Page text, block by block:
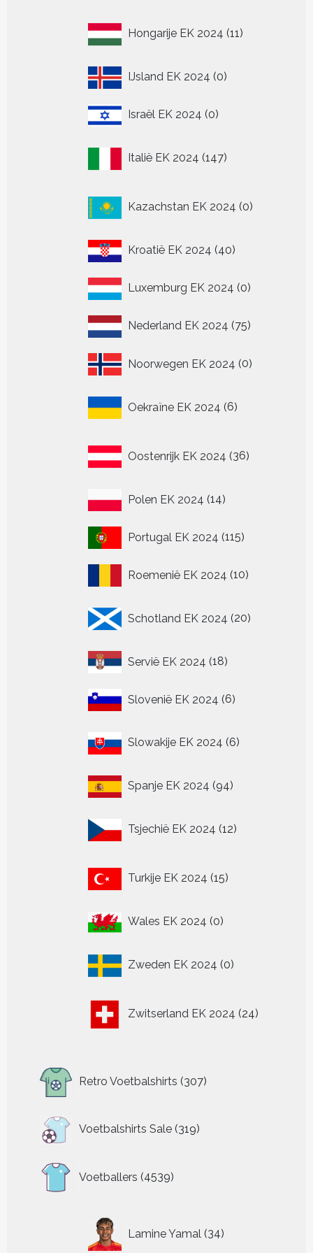
Hongarije EK 2024 11
producten
IJsland EK 2024 00
Israël EK 2024 00
Italië EK 2024 147
producten
Kazachstan EK 2024 0
producten
Kroatië EK 2024 4040
Luxemburg EK 2024 00
Nederland EK 2024 7575
Noorwegen EK 2024 00
Oekraïne EK 2024 6
producten
Oostenrijk EK 2024 36
producten
Polen EK 2024 1414
Portugal EK 2024 115115
Roemenië EK 2024 1010
Schotland EK 2024 20
producten
Servië EK 2024 1818
Slovenië EK 2024 66
Slowakije EK 2024 6
producten
Spanje EK 2024 9494
Tsjechië EK 2024 12
producten
Turkije EK 2024 15
producten
Wales EK 2024 00
Zweden EK 2024 0
producten
Zwitserland EK 2024 24
producten
Retro Voetbalshirts 307
producten
Voetbalshirts Sale 319
319
Voetballers 4539
producten
Lamine Yamal 34
producten